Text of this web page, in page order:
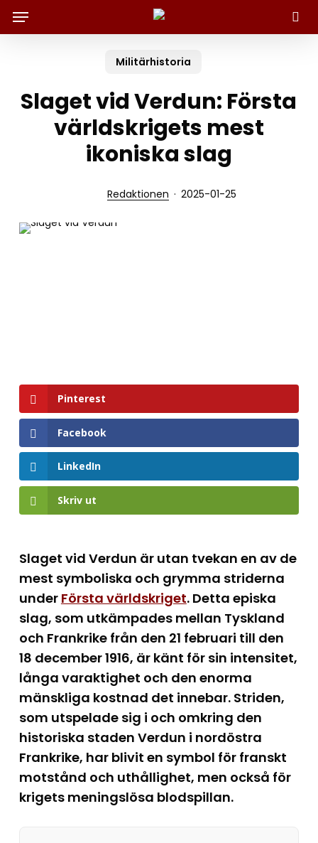
Sök
Menu
Militärhistoria
Slaget vid Verdun: Första
världskrigets mest
ikoniska slag
Redaktionen 2025-01-25
Pinterest
Facebook
LinkedIn
Skriv ut
Slaget vid Verdun är utan tvekan en av de
mest symboliska och grymma striderna
under Första världskriget. Detta episka
slag, som utkämpades mellan Tyskland
och Frankrike från den 21 februari till den
18 december 1916, är känt för sin intensitet,
långa varaktighet och den enorma
mänskliga kostnad det innebar. Striden,
som utspelade sig i och omkring den
historiska staden Verdun i nordöstra
Frankrike, har blivit en symbol för franskt
motstånd och uthållighet, men också för
krigets meningslösa blodspillan.